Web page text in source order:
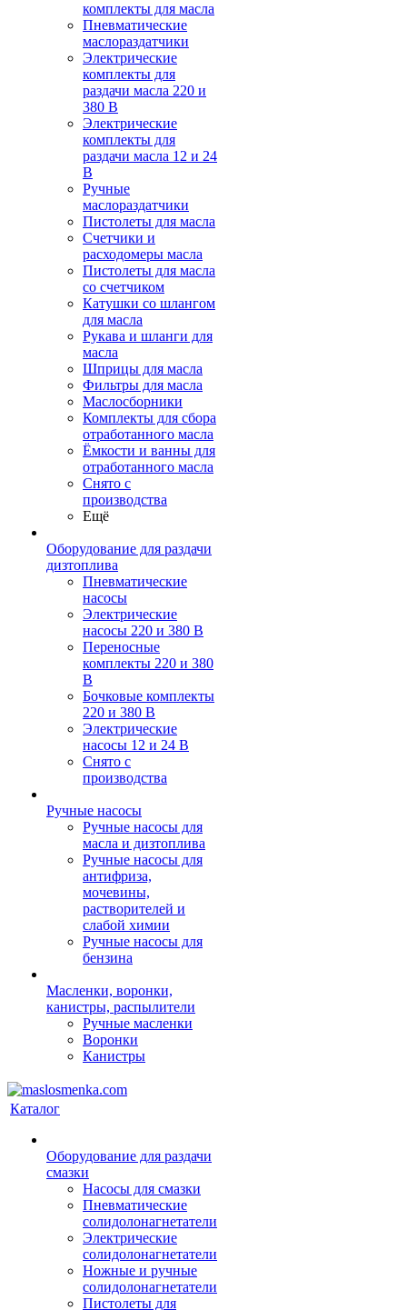
комплекты для масла
Пневматические
маслораздатчики
Электрические
комплекты для
раздачи масла 220 и
380 В
Электрические
комплекты для
раздачи масла 12 и 24
В
Ручные
маслораздатчики
Пистолеты для масла
Счетчики и
расходомеры масла
Пистолеты для масла
со счетчиком
Катушки со шлангом
для масла
Рукава и шланги для
масла
Шприцы для масла
Фильтры для масла
Маслосборники
Комплекты для сбора
отработанного масла
Ёмкости и ванны для
отработанного масла
Снято с
производства
Ещё
Оборудование для раздачи
дизтоплива
Пневматические
насосы
Электрические
насосы 220 и 380 В
Переносные
комплекты 220 и 380
В
Бочковые комплекты
220 и 380 В
Электрические
насосы 12 и 24 В
Снято с
производства
Ручные насосы
Ручные насосы для
масла и дизтоплива
Ручные насосы для
антифриза,
мочевины,
растворителей и
слабой химии
Ручные насосы для
бензина
Масленки, воронки,
канистры, распылители
Ручные масленки
Воронки
Канистры
Каталог
Оборудование для раздачи
смазки
Насосы для смазки
Пневматические
солидолонагнетатели
Электрические
солидолонагнетатели
Ножные и ручные
солидолонагнетатели
Пистолеты для